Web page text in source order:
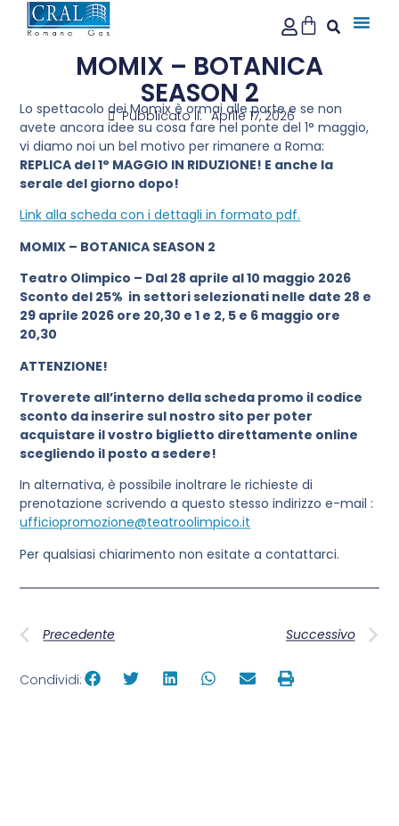
MOMIX – BOTANICA
SEASON 2
Pubblicato il: Aprile 17, 2026
Lo spettacolo dei Momix è ormai alle porte e se non
avete ancora idee su cosa fare nel ponte del 1° maggio,
vi diamo noi un bel motivo per rimanere a Roma:
REPLICA del 1° MAGGIO IN RIDUZIONE! E anche la
serale del giorno dopo!
Link alla scheda con i dettagli in formato pdf.
MOMIX – BOTANICA SEASON 2
Teatro Olimpico – Dal 28 aprile al 10 maggio 2026
Sconto del 25% in settori selezionati nelle date 28 e
29 aprile 2026 ore 20,30 e1 e 2, 5 e 6 maggio ore
20,30
ATTENZIONE!
Troverete all’interno della scheda promo il codice
sconto da inserire sul nostro sito per poter
acquistare il vostro biglietto direttamente online
scegliendo il posto a sedere!
In alternativa, è possibile inoltrare le richieste di
prenotazione scrivendo a questo stesso indirizzo e-mail :
ufficiopromozione@teatroolimpico.it
Per qualsiasi chiarimento non esitate a contattarci.
Precedente Successivo
Condividi: